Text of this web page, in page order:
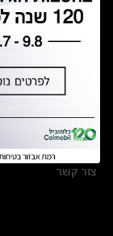
תקנון ימי מכירות 120 לכלמוביל
מצאו אותנו
אולמות תצוגה
מרכזי שירות
צור קשר